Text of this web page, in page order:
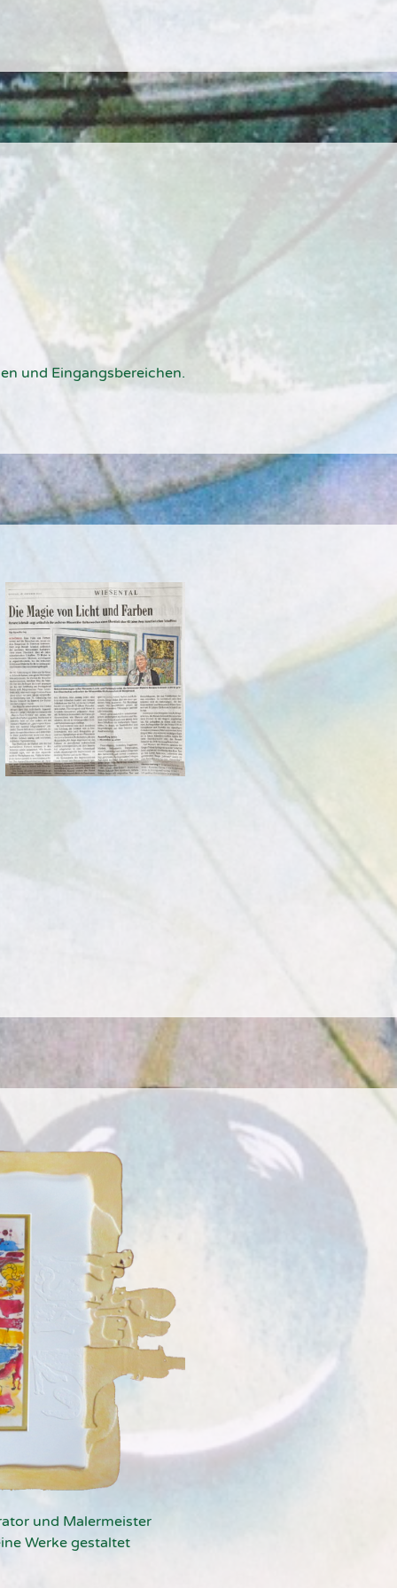
und Eingangsbereichen.
und Malermeister
Werke gestaltet